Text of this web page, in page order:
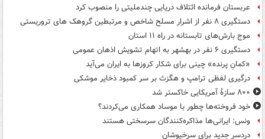
عربستان فرمانده ائتلاف دریایی چندملیتی را منصوب کرد
دستگیری ۸ نفر از اشرار مسلح شاخص و مرتبطین گروهک های تروریستی
موج بارش‌های تابستانه در راه ۱۱ استان
دستگیری ۶ نفر در بهشهر به اتهام تشویش اذهان عمومی
«کمانِ پرنده» چینی برای شکار کروزها به ایران می‌آید
درگیری لفظی ترامپ و هگزث بر سر کمبود ذخایر موشکی
۸۰۰ سازۀ آمریکایی خاکستر شد
خود فروخته‌ها چطور با موساد همکاری می‌کردند؟
ونس: ایرانی‌ها مذاکره‌کنندگان سرسختی هستند
دردسر جدید برای سرخپوشان